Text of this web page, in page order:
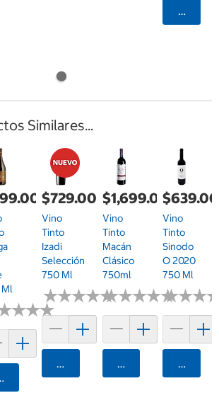
Similares...
★★★
★★★
$729.00
Vino
Tinto
Izadi
Selección
750 Ml
★★★★★
★★★★★
Agregar
$1,699.00
Vino
Tinto
Macán
Clásico
750ml
★★★★★
★★★★★
Agregar
$639.00
Vino
Tinto
Sinodo
O 2020
750 Ml
★★★
★★★